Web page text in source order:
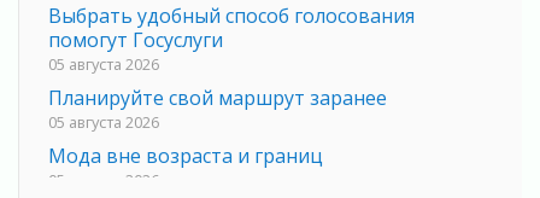
Выбрать удобный способ голосования
помогут Госуслуги
05 августа 2026
Планируйте свой маршрут заранее
05 августа 2026
Мода вне возраста и границ
05 августа 2026